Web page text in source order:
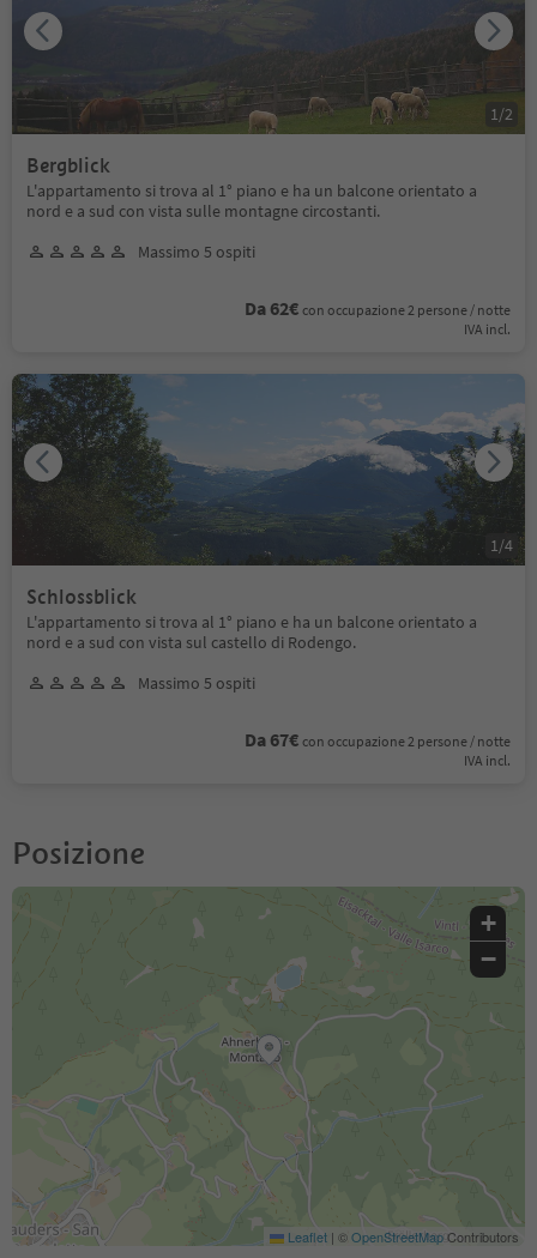
Bergblick
L'appartamento si trova al 1° piano e ha un balcone orientato a
nord e a sud con vista sulle montagne circostanti.
Massimo 5 ospiti
Da 62€ con occupazione 2 persone / notte
IVA incl.
1 /2
Schlossblick
L'appartamento si trova al 1° piano e ha un balcone orientato a
nord e a sud con vista sul castello di Rodengo.
Massimo 5 ospiti
Da 67€ con occupazione 2 persone / notte
IVA incl.
1 /4
Posizione
+
−
Leaflet | ©OpenStreetMapContributors